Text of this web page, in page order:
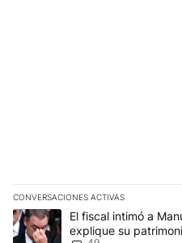
CONVERSACIONES ACTIVAS
Este listado muestra los
Un artículo de tendencia con
El fiscal intimó a
explique su